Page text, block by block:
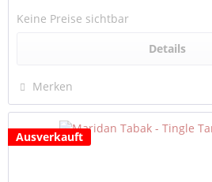
Keine Preise sichtbar
Details
Merken
Ausverkauft